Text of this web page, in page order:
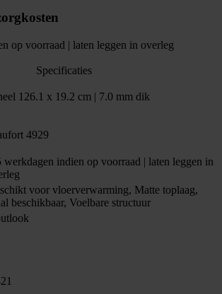
op voorraad | laten leggen in overleg
Specificaties
126.1 x 19.2 cm | 7.0 mm dik
4929
werkdagen indien op voorraad | laten leggen in
voor vloerverwarming, Matte toplaag,
beschikbaar, Voelbare structuur